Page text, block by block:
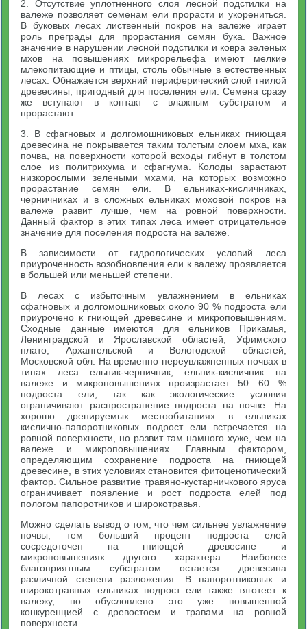
2. Отсутствие уплотненного слоя лесной подстилки на
валеже позволяет семенам ели прорасти и укорениться.
В буковых лесах лиственный покров на валеже играет
роль преграды для прорастания семян бука. Важное
значение в нарушении лесной подстилки и ковра зеленых
мхов на повышениях микрорельефа имеют мелкие
млекопитающие и птицы, столь обычные в естественных
лесах. Обнажается верхний периферический слой гнилой
древесины, пригодный для поселения ели. Семена сразу
же вступают в контакт с влажным субстратом и
прорастают.
3. В сфагновых и долгомошниковых ельниках гниющая
древесина не покрывается таким толстым слоем мха, как
почва, на поверхности которой всходы гибнут в толстом
слое из политрихума и сфагнума. Колоды зарастают
низкорослыми зелеными мхами, на которых возможно
прорастание семян ели. В ельниках-кисличниках,
черничниках и в сложных ельниках моховой покров на
валеже развит лучше, чем на ровной поверхности.
Данный фактор в этих типах леса имеет отрицательное
значение для поселения подроста на валеже.
В зависимости от гидрологических условий леса
приуроченность возобновления ели к валежу проявляется
в большей или меньшей степени.
В лесах с избыточным увлажнением в ельниках
сфагновых и долгомошниковых около 90 % подроста ели
приурочено к гниющей древесине и микроповышениям.
Сходные данные имеются для ельников Прикамья,
Ленинградской и Ярославской областей, Уфимского
плато, Архангельской и Вологодской областей,
Московской обл. На временно переувлажненных почвах в
типах леса ельник-черничник, ельник-кисличник на
валеже и микроповышениях произрастает 50—60 %
подроста ели, так как экологические условия
ограничивают распространение подроста на почве. На
хорошо дренируемых местообитаниях в ельниках
кислично-папоротниковых подрост ели встречается на
ровной поверхности, но развит там намного хуже, чем на
валеже и микроповышениях. Главным фактором,
определяющим сохранение подроста на гниющей
древесине, в этих условиях становится фитоценотический
фактор. Сильное развитие травяно-кустарничкового яруса
ограничивает появление и рост подроста елей под
пологом папоротников и широкотравья.
Можно сделать вывод о том, что чем сильнее увлажнение
почвы, тем больший процент подроста елей
сосредоточен на гниющей древесине и
микроповышениях другого характера. Наиболее
благоприятным субстратом остается древесина
различной степени разложения. В папоротниковых и
широкотравных ельниках подрост ели также тяготеет к
валежу, но обусловлено это уже повышенной
конкуренцией с древостоем и травами на ровной
поверхности.